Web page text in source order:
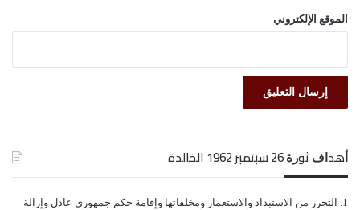
الموقع الإلكتروني
ﺃﻫﺪﺍﻑ ﺛﻮﺭﺓ 26 ﺳﺒﺘﻤﺒﺮ 1962 الخالدة
ﺍﻟﺘﺤﺮﺭ ﻣﻦ ﺍﻻﺳﺘﺒﺪﺍﺩ ﻭﺍﻻﺳﺘﻌﻤﺎﺭ ﻭﻣﺨﻠﻔﺎﺗﻬﺎ ﻭﺇﻗﺎﻣﺔ ﺣﻜﻢ ﺟﻤﻬﻮﺭﻱ ﻋﺎﺩﻝ ﻭﺇﺯﺍﻟﺔ